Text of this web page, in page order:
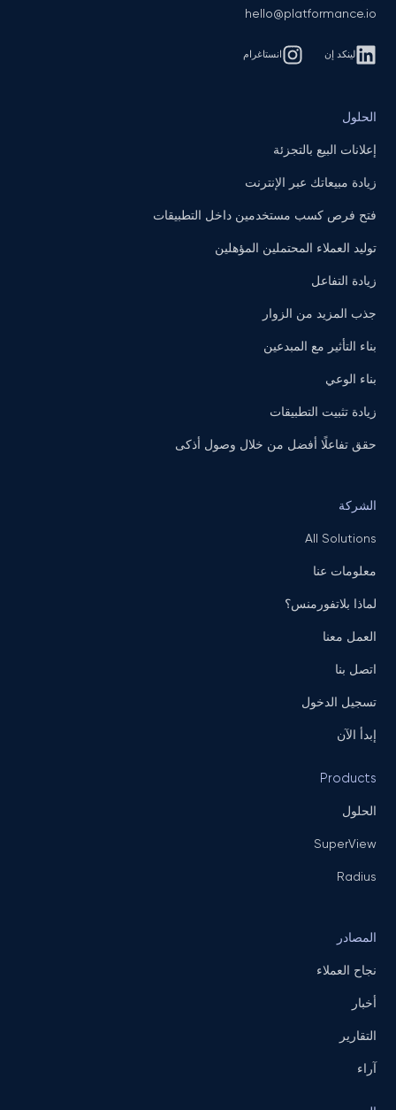
hello@platformance.io
لينكد إن انستاغرام
الحلول
إعلانات البيع بالتجزئة
زيادة مبيعاتك عبر الإنترنت
فتح فرص كسب مستخدمين داخل التطبيقات
توليد العملاء المحتملين المؤهلين
زيادة التفاعل
جذب المزيد من الزوار
بناء التأثير مع المبدعين
بناء الوعي
زيادة تثبيت التطبيقات
حقق تفاعلًا أفضل من خلال وصول أذكى
الشركة
All Solutions
معلومات عنا
لماذا بلاتفورمنس؟
العمل معنا
اتصل بنا
تسجيل الدخول
إبدأ الآن
Products
الحلول
SuperView
Radius
المصادر
نجاح العملاء
أخبار
التقارير
آراء